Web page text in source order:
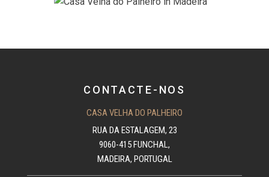
CONTACTE-NOS
CASA VELHA DO PALHEIRO
RUA DA ESTALAGEM, 23
9060-415 FUNCHAL,
MADEIRA, PORTUGAL